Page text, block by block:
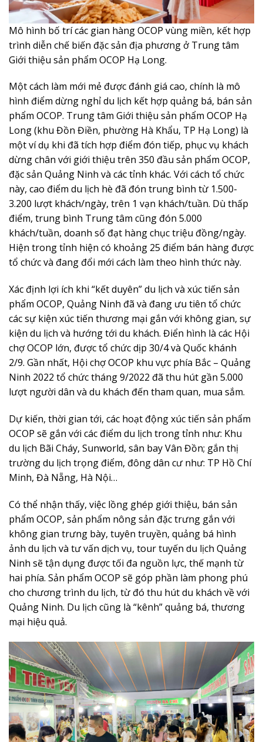
Mô hình bố trí các gian hàng OCOP vùng miền, kết hợp
trình diễn chế biến đặc sản địa phương ở Trung tâm
Giới thiệu sản phẩm OCOP Hạ Long.
Một cách làm mới mẻ được đánh giá cao, chính là mô
hình điểm dừng nghỉ du lịch kết hợp quảng bá, bán sản
phẩm OCOP. Trung tâm Giới thiệu sản phẩm OCOP Hạ
Long (khu Đồn Điền, phường Hà Khẩu, TP Hạ Long) là
một ví dụ khi đã tích hợp điểm đón tiếp, phục vụ khách
dừng chân với giới thiệu trên 350 đầu sản phẩm OCOP,
đặc sản Quảng Ninh và các tỉnh khác. Với cách tổ chức
này, cao điểm du lịch hè đã đón trung bình từ 1.500-
3.200 lượt khách/ngày, trên 1 vạn khách/tuần. Dù thấp
điểm, trung bình Trung tâm cũng đón 5.000
khách/tuần, doanh số đạt hàng chục triệu đồng/ngày.
Hiện trong tỉnh hiện có khoảng 25 điểm bán hàng được
tổ chức và đang đổi mới cách làm theo hình thức này.
Xác định lợi ích khi “kết duyên” du lịch và xúc tiến sản
phẩm OCOP, Quảng Ninh đã và đang ưu tiên tổ chức
các sự kiện xúc tiến thương mại gắn với không gian, sự
kiện du lịch và hướng tới du khách. Điển hình là các Hội
chợ OCOP lớn, được tổ chức dịp 30/4 và Quốc khánh
2/9. Gần nhất, Hội chợ OCOP khu vực phía Bắc – Quảng
Ninh 2022 tổ chức tháng 9/2022 đã thu hút gần 5.000
lượt người dân và du khách đến tham quan, mua sắm.
Dự kiến, thời gian tới, các hoạt động xúc tiến sản phẩm
OCOP sẽ gắn với các điểm du lịch trong tỉnh như: Khu
du lịch Bãi Cháy, Sunworld, sân bay Vân Đồn; gắn thị
trường du lịch trọng điểm, đông dân cư như: TP Hồ Chí
Minh, Đà Nẵng, Hà Nội…
Có thể nhận thấy, việc lồng ghép giới thiệu, bán sản
phẩm OCOP, sản phẩm nông sản đặc trưng gắn với
không gian trưng bày, tuyên truyền, quảng bá hình
ảnh du lịch và tư vấn dịch vụ, tour tuyến du lịch Quảng
Ninh sẽ tận dụng được tối đa nguồn lực, thế mạnh từ
hai phía. Sản phẩm OCOP sẽ góp phần làm phong phú
cho chương trình du lịch, từ đó thu hút du khách về với
Quảng Ninh. Du lịch cũng là “kênh” quảng bá, thương
mại hiệu quả.